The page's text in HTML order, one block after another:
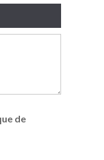
de